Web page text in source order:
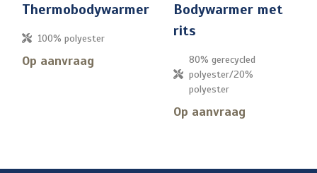
Thermobodywarmer
100% polyester
Op aanvraag
Bodywarmer met
rits
80% gerecycled
polyester/20%
polyester
Op aanvraag